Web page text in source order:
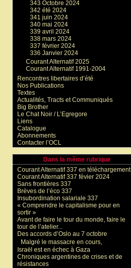
343 Octobre 2024
342 été 2024
341 juin 2024
340 mai 2024
339 avril 2024
338 mars 2024
337 février 2024
336 Janvier 2024
Courant Alternatif 2025
Courant Alternatif 1991-2004
Rencontres libertaires d’été
Nos Publications
Textes
Actualités, Tracts et Communiqués
Big Brother
Le Chat Noir / L’Egregore
Liens
Catalogue
Abonnements
Contacter l’OCL
Dans la même rubrique
Courant Alternatif 337 en téléchargement
Courant Alternatif 337 févier 2024
Sans frontières 337
Brèves de l’éco 337
Insubordination salariale 337
« Comprendre le capitalisme pour en
sortir »
Avant de faire le tour du monde, faire le
tour de l’atelier...
Des accords d’Oslo au 7 octobre
Malgré le massacre en cours,
Israël est en échec à Gaza
Chroniques argentines de crises et de
résistances